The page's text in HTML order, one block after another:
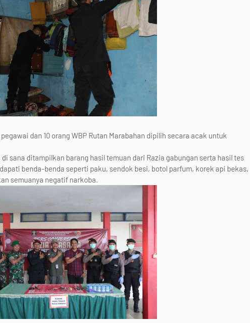
dan 10 orang WBP Rutan Marabahan dipilih secara acak untuk
sana ditampilkan barang hasil temuan dari Razia gabungan serta hasil tes
benda-benda seperti paku, sendok besi, botol parfum, korek api bekas,
semuanya negatif narkoba.